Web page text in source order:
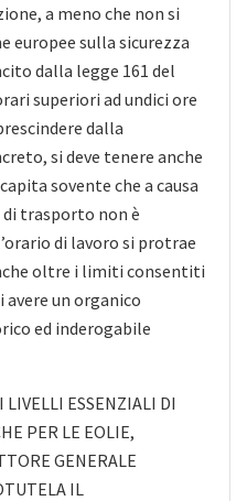
a meno che non si
europee sulla sicurezza
dalla legge 161 del
superiori ad undici ore
dalla
si deve tenere anche
sovente che a causa
trasporto non è
di lavoro si protrae
oltre i limiti consentiti
un organico
ed inderogabile
LIVELLI ESSENZIALI DI
PER LE EOLIE,
GENERALE
IL